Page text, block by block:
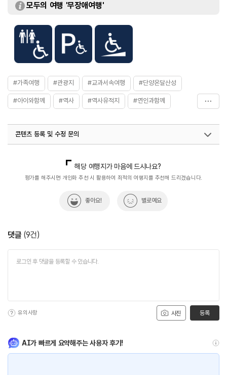
모두의 여행 '무장애여행'
#가족여행 #관광지 #교과서속여행 #단양온달산성
#아이와함께 #역사 #역사유적지 #연인과함께
#한옥&전통가옥
콘텐츠 등록 및 수정 문의
열린관광콘텐츠팀(열린관광-모두의여행)
033-738-3425
해당 여행지가 마음에 드시나요?
평가를 해주시면 개인화 추천 시 활용하여 최적의 여행지를 추천해 드리겠습니다.
좋아요! 별로예요
댓글 (9건)
사진
유의사항 등록
AI가 빠르게 요약해주는 사용자 후기!